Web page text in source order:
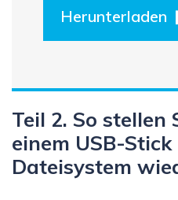
Herunterladen
Teil 2. So stellen
einem USB-
Dateisystem